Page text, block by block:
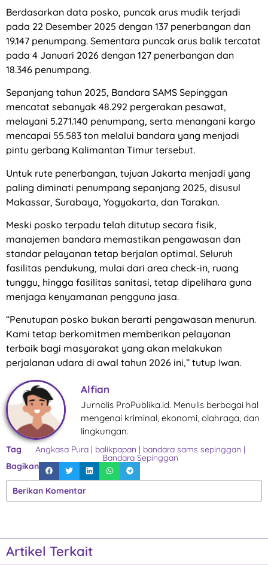
Berdasarkan data posko, puncak arus mudik terjadi
pada 22 Desember 2025 dengan 137 penerbangan dan
19.147 penumpang. Sementara puncak arus balik tercatat
pada 4 Januari 2026 dengan 127 penerbangan dan
18.346 penumpang.
Sepanjang tahun 2025, Bandara SAMS Sepinggan
mencatat sebanyak 48.292 pergerakan pesawat,
melayani 5.271.140 penumpang, serta menangani kargo
mencapai 55.583 ton melalui bandara yang menjadi
pintu gerbang Kalimantan Timur tersebut.
Untuk rute penerbangan, tujuan Jakarta menjadi yang
paling diminati penumpang sepanjang 2025, disusul
Makassar, Surabaya, Yogyakarta, dan Tarakan.
Meski posko terpadu telah ditutup secara fisik,
manajemen bandara memastikan pengawasan dan
standar pelayanan tetap berjalan optimal. Seluruh
fasilitas pendukung, mulai dari area check-in, ruang
tunggu, hingga fasilitas sanitasi, tetap dipelihara guna
menjaga kenyamanan pengguna jasa.
“Penutupan posko bukan berarti pengawasan menurun.
Kami tetap berkomitmen memberikan pelayanan
terbaik bagi masyarakat yang akan melakukan
perjalanan udara di awal tahun 2026 ini,” tutup Iwan.
Alfian
Jurnalis ProPublika.id. Menulis berbagai hal
mengenai kriminal, ekonomi, olahraga, dan
lingkungan.
Tag Angkasa Pura | balikpapan | bandara sams sepinggan |
Bandara Sepinggan
Bagikan
Berikan Komentar
Artikel Terkait